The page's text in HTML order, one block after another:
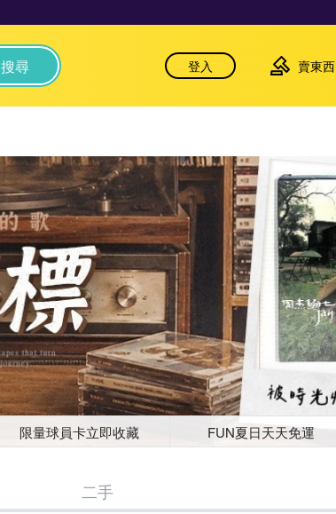
搜尋 登入 賣東西
限量球員卡立即收藏 FUN夏日天天免運
二手